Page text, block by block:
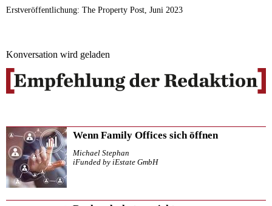
Erstveröffentlichung: The Property Post, Juni 2023
Konversation wird geladen
Wenn Family Offices sich öffnen
Michael Stephan
iFunded by iEstate GmbH